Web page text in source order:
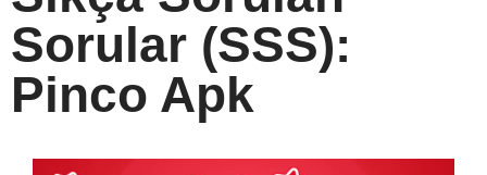
Sorular (SSS):
Pinco Apk